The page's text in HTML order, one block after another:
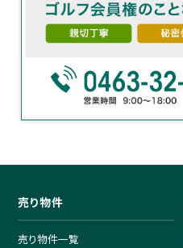
売り物件
売り物件一覧